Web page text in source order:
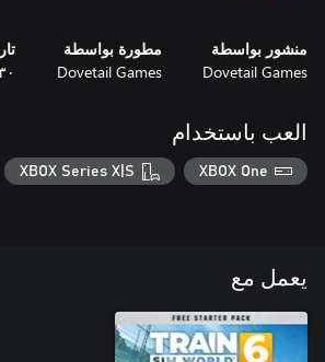
منشور بواسطة
Dovetail Games
مطورة بواسطة
Dovetail Games ٣٠‏/٩‏/
العب باستخدام
XBOX One
XBOX Series X|S
يعمل مع